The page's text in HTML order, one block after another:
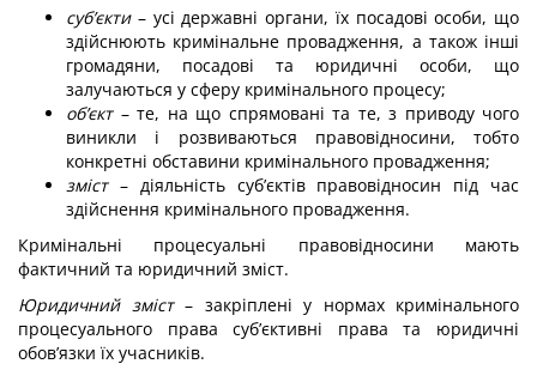
суб’єкти– усі державні органи, їх посадові особи, що
здійснюють кримінальне провадження, а також інші
громадяни, посадові та юридичні особи, що
залучаються у сферу кримінального процесу;
об’єкт– те, на що спрямовані та те, з приводу чого
виникли і розвиваються правовідносини, тобто
конкретні обставини кримінального провадження;
зміст– діяльність суб’єктів правовідносин під час
здійснення кримінального провадження.
Кримінальні процесуальні правовідносини мають
фактичний та юридичний зміст.
Юридичний зміст– закріплені у нормах кримінального
процесуального права суб’єктивні права та юридичні
обов’язки їх учасників.